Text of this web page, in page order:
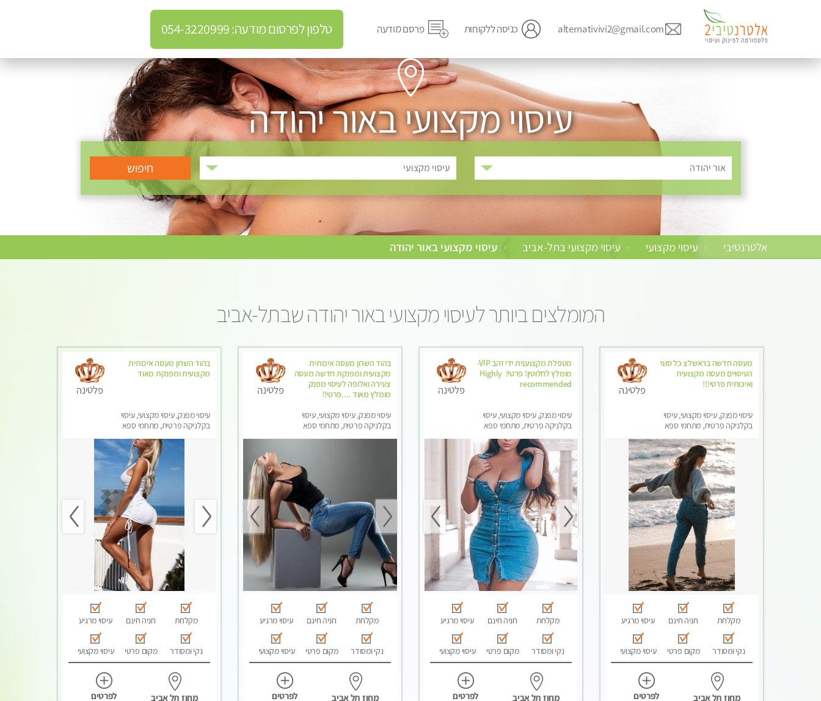
alternativivi2@gmail.com כניסה ללקוחות פרסם מודעה טלפון לפרסום מודעה: 054-3220999
עיסוי מקצועי באור יהודה
אור יהודה עיסוי מקצועי
אלטרנטיבי › עיסוי מקצועי › עיסוי מקצועי בתל-אביב › עיסוי מקצועי באור יהודה
המומלצים ביותר לעיסוי מקצועי באור יהודה שבתל-אביב
מעסה חדשה בראשלצ כל סוגי
העיסויים מעסה מקצועית
ואיכותית פרטי!!!
עיסוי מפנק, עיסוי מקצועי, עיסוי
בקלניקה פרטית, מתחמי ספא
טנטרה
פלטינה
מקלחת חניה חינם עיסוי מרגיע
נקי ומסודר מקום פרטי עיסוי מקצועי
מחוז תל אביב
לפרטים
מטפלת מקצוענית ידי זהב VIP-
מומלץ לחלוטין! פרטי! ​​​​​​ Highly
recommended
עיסוי מפנק, עיסוי מקצועי, עיסוי
בקלניקה פרטית, מתחמי ספא
פלטינה
מקלחת חניה חינם עיסוי מרגיע
נקי ומסודר מקום פרטי עיסוי מקצועי
מחוז תל אביב
לפרטים
בהוד השרון מעסה איכותית
מקצועית ומפנקת חדשה מעסה
צעירה ואלופה לעיסוי מפנק
מומלץ מאוד ....פרטי!!
עיסוי מפנק, עיסוי מקצועי, עיסוי
בקלניקה פרטית, מתחמי ספא
פלטינה
מקלחת חניה חינם עיסוי מרגיע
נקי ומסודר מקום פרטי עיסוי מקצועי
מחוז תל אביב
לפרטים
בהוד השרון מעסה איכותית
מקצועית ומפנקת מאוד
עיסוי מפנק, עיסוי מקצועי, עיסוי
בקלניקה פרטית, מתחמי ספא
פלטינה
מקלחת חניה חינם עיסוי מרגיע
נקי ומסודר מקום פרטי עיסוי מקצועי
מחוז תל אביב
לפרטים